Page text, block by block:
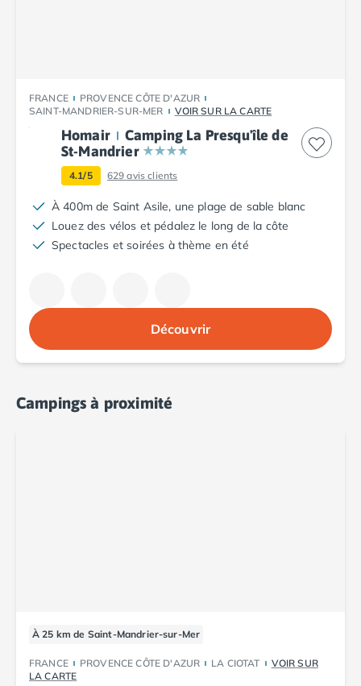
Camping Dinard
Camping Saint-Malo
Camping Morbihan
Camping Auray
Camping Carnac
Camping La Trinité sur Mer
Camping Locmariaquer
Camping Penestin
Camping Champagne-Ardenne
Camping Ardennes
Camping Bonifacio
Camping Porto Vecchio
Camping Essonne
Camping Val d'Oise
FRANCE
PROVENCE CÔTE D'AZUR
SAINT-MANDRIER-SUR-MER
VOIR SUR LA CARTE
Homair
Camping La Presqu'île de
St-Mandrier
4.1/5 629avis clients
À 400m de Saint Asile, une plage de sable blanc
Louez des vélos et pédalez le long de la côte
Spectacles et soirées à thème en été
Découvrir
Campings à proximité
À 25 km de Saint-Mandrier-sur-Mer
FRANCE PROVENCE CÔTE D'AZUR LA CIOTAT
VOIR SUR
LA CARTE